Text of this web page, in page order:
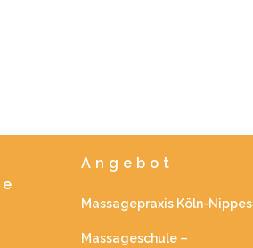
Angebot
Massagepraxis Köln-Nippes
Massageschule –